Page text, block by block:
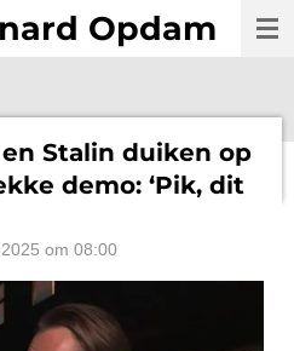
Opdam
Stalin duiken op
demo: ‘Pik, dit
om 08:00